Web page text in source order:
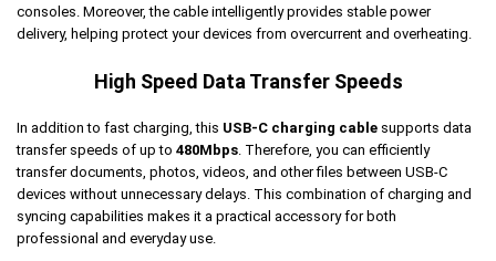
consoles. Moreover, the cable intelligently provides stable power
delivery, helping protect your devices from overcurrent and overheating.
High Speed Data Transfer Speeds
In addition to fast charging, this USB-C charging cable supports data
transfer speeds of up to 480Mbps. Therefore, you can efficiently
transfer documents, photos, videos, and other files between USB-C
devices without unnecessary delays. This combination of charging and
syncing capabilities makes it a practical accessory for both
professional and everyday use.